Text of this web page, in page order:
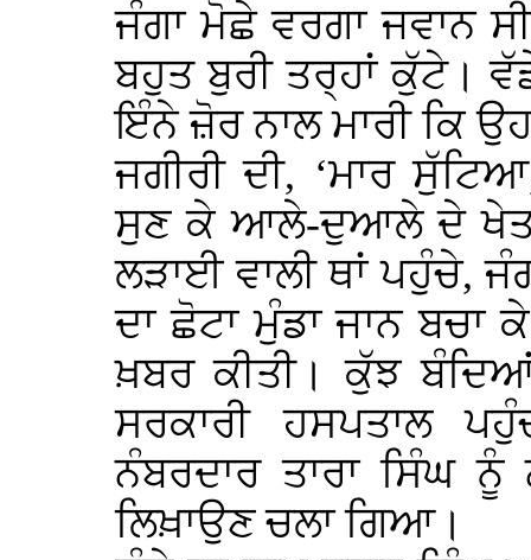
ਜੰਗਾ ਮੋਛੇ ਵਰਗਾ ਜਵਾਨ
ਬਹੁਤ ਬੁਰੀ ਤਰ੍ਹਾਂ ਕੁੱਟੇ।
ਇੰਨੇ ਜ਼ੋਰ ਨਾਲ ਮਾਰੀ ਕਿ
ਜਗੀਰੀ ਦੀ, ‘ਮਾਰ
ਸੁਣ ਕੇ ਆਲੇ-ਦੁਆਲੇ ਦੇ
ਲੜਾਈ ਵਾਲੀ ਥਾਂ ਪਹੁੰਚੇ,
ਦਾ ਛੋਟਾ ਮੁੰਡਾ ਜਾਨ
ਖ਼ਬਰ ਕੀਤੀ। ਕੁੱਝ
ਸਰਕਾਰੀ ਹਸਪਤਾਲ
ਨੰਬਰਦਾਰ ਤਾਰਾ ਸਿੰਘ
ਲਿਖ਼ਾਉਣ ਚਲਾ ਗਿਆ।